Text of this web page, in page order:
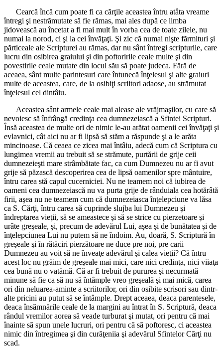
Cearcă încă cum poate fi ca cărţile aceastea întru atâta vreame
întregi şi nestrămutate să fie rămas, mai ales după ce limba
jidovească au încetat a fi mai mult în vorba cea de toate zilele, nu
numai la norod, ci şi la cei învăţaţi. Şi zic că numai nişte fărmituri şi
părticeale ale Scripturei au rămas, dar nu sânt întregi scripturile, care
lucru din osibirea graiului şi din poftoririle ceale multe şi din
povestirile ceale mutate din locul său să poate judeca. Fără de
aceaea, sânt multe parintesuri care întunecă înţelesul şi alte graiuri
multe de aceastea, care, de la osibiţi scriitori adaose, au strămutat
înţelesul cel dintâiu.
Aceastea sânt armele ceale mai alease ale vrăjmaşilor, cu care să
nevoiesc să înfrângă credinţa cea dumnezeiască a Sfintei Scripturi.
Însă aceastea de multe ori de nimic le-au arătat oamenii cei învăţaţi şi
evlavnici, cât aici nu ar fi lipsă să stăm a răspunde şi a le arăta
mincinoase. Că ceaea ce zicea mai întâiu, adecă cum că Scriptura cu
lungimea vremii au trebuit să se strămute, purtării de grije ceii
dumnezeieşti mare strâmbătate fac, ca cum Dumnezeu nu ar fi avut
grije să păzască descoperirea cea de lipsă oamenilor spre mântuire,
întru carea stă capul cucerniciei. Nu ne teamem noi că iubirea de
oameni cea dumnezeiască nu va purta grije de rânduiala cea hotărâtă
firii, aşea nu ne teamem cum că dumnezeiasca înţelepciune va lăsa
ca S. Cărţi, întru carea să cuprinde slujba lui Dumnezeu şi
îndreptarea vieţii, să se ameastece şi să se strice cu pierzetoare şi
urâte greşeale, şi, precum de adevărul Lui, aşea şi de bunătatea şi de
înţelepciunea Lui nu putem să ne îndoim. Au, doară, S. Scriptură în
greşeale şi în rătăciri pierzătoare ne duce pre noi, pre carii
Dumnezeu au voit să ne înveaţe adevărul şi calea vieţii? Că întru
acest loc nu grăim de greşeale mai mici, care nici credinţa, nici viiaţa
cea bună nu o vatămă. Că ar fi trebuit de pururea şi necurmată
minune să fie ca să nu să întâmple vreo greşeală şi mai mică, carea
ori din neluarea-aminte a scriitorilor, ori din osibite scrisori sau dintr-
alte pricini au putut să se întâmple. Drept aceaea, deaca parentesele,
deaca însămnările ceale de la margini au întrat în S. Scriptură, deaca
rândul vremilor aorea să veade turburat şi mutat, ori pentru că mai
înainte să spun unele lucruri, ori pentru că să poftoresc, ci aceastea
nimic din întregimea şi din curăţeniia şi adevărul Sfintelor Cărţi nu
scad.